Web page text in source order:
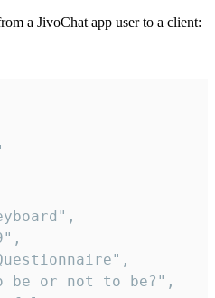
a JivoChat app user to a client: